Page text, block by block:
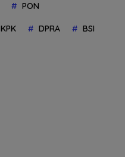
PON
KPK DPRA BSI